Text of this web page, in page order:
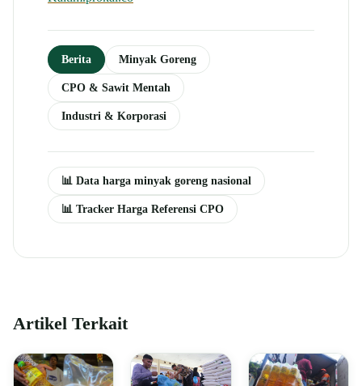
Berita Minyak Goreng
CPO & Sawit Mentah
Industri & Korporasi
📊 Data harga minyak goreng nasional
📊 Tracker Harga Referensi CPO
Artikel Terkait